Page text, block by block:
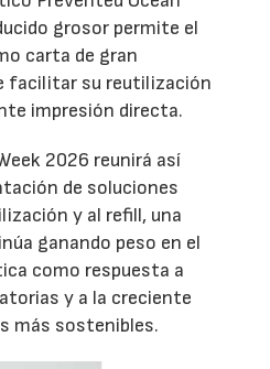
grosor permite el
carta de gran
facilitar su reutilización
impresión directa.
2026 reunirá así
de soluciones
y al refill, una
ganando peso en el
como respuesta a
y a la creciente
más sostenibles.